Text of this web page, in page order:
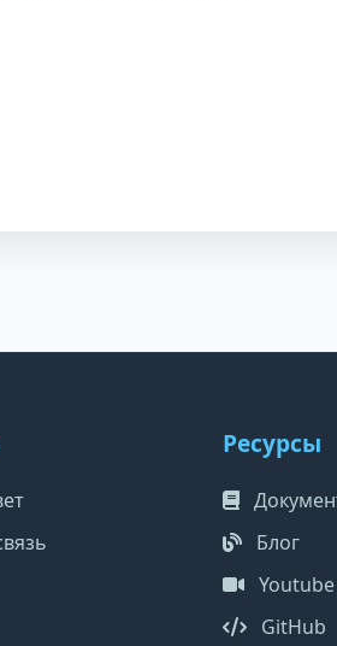
Ресурсы
Блог
Youtube
GitHub